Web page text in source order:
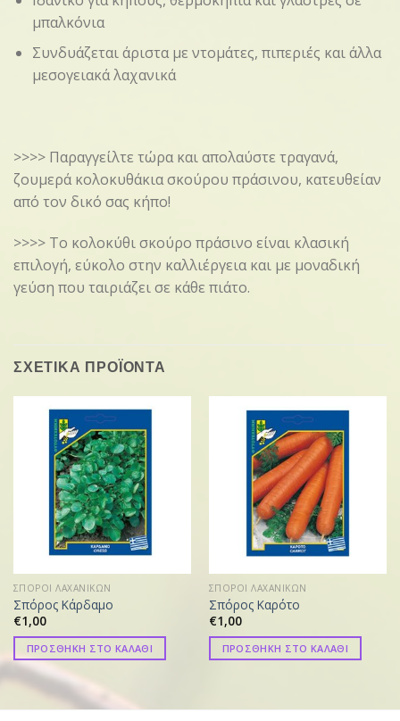
μπαλκόνια
Συνδυάζεται άριστα με ντομάτες, πιπεριές και άλλα
μεσογειακά λαχανικά
>>>> Παραγγείλτε τώρα και απολαύστε τραγανά,
ζουμερά κολοκυθάκια σκούρου πράσινου, κατευθείαν
από τον δικό σας κήπο!
>>>> Το κολοκύθι σκούρο πράσινο είναι κλασική
επιλογή, εύκολο στην καλλιέργεια και με μοναδική
γεύση που ταιριάζει σε κάθε πιάτο.
ΣΧΕΤΙΚΑ ΠΡΟΪΟΝΤΑ
ΣΠΟΡΟΙ ΛΑΧΑΝΙΚΩΝ
Σπόρος Κάρδαμο
€1,00
ΠΡΟΣΘΗΚΗ ΣΤΟ ΚΑΛΑΘΙ
ΣΠΟΡΟΙ ΛΑΧΑΝΙΚΩΝ
Σπόρος Καρότο
€1,00
ΠΡΟΣΘΗΚΗ ΣΤΟ ΚΑΛΑΘΙ